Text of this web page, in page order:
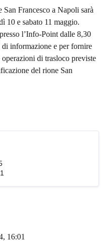
Francesco a Napoli sarà
10 e sabato 11 maggio.
l’Info-Point dalle 8,30
informazione e per fornire
di trasloco previste
del rione San
16:01